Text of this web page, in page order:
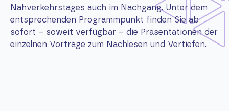
Nahverkehrstages auch im Nachgang. Unter dem
entsprechenden Programmpunkt finden Sie ab
sofort – soweit verfügbar – die Präsentationen der
einzelnen Vorträge zum Nachlesen und Vertiefen.